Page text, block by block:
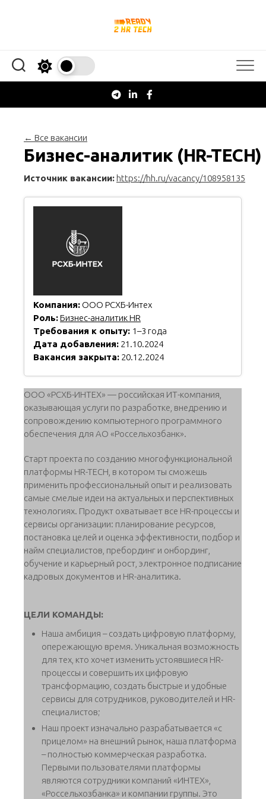
← Все вакансии
Бизнес-аналитик (HR-TECH)
Источник вакансии: https://hh.ru/vacancy/108958135
Компания: ООО РСХБ-Интех
Роль:Бизнес-аналитик HR
Требования к опыту: 1–3 года
Дата добавления: 21.10.2024
Вакансия закрыта: 20.12.2024
ООО «РСХБ-ИНТЕХ» — российская ИТ-компания,
оказывающая услуги по разработке, внедрению и
сопровождению компьютерного программного
обеспечения для АО «Россельхозбанк».
Старт проекта по созданию многофункциональной
платформы HR-TECH, в котором ты сможешь
применить профессиональный опыт и реализовать
самые смелые идеи на актуальных и перспективных
технологиях. Продукт охватывает все HR-процессы и
сервисы организации: планирование ресурсов,
постановка целей и оценка эффективности, подбор и
найм специалистов, пребординг и онбординг,
обучение и карьерный рост, электронное подписание
кадровых документов и HR-аналитика.
ЦЕЛИ КОМАНДЫ:
Наша амбиция – создать цифровую платформу,
опережающую время. Уникальная возможность
для тех, кто хочет изменить устоявшиеся HR-
процессы и совершить их цифровую
трансформацию, создать быстрые и удобные
сервисы для сотрудников, руководителей и HR-
специалистов;
Наш проект изначально разрабатывается «с
прицелом» на внешний рынок, наша платформа
– полностью коммерческая разработка.
Первыми пользователями платформы
являются сотрудники компаний «ИНТЕХ»,
«Россельхозбанка» и компании группы. Это